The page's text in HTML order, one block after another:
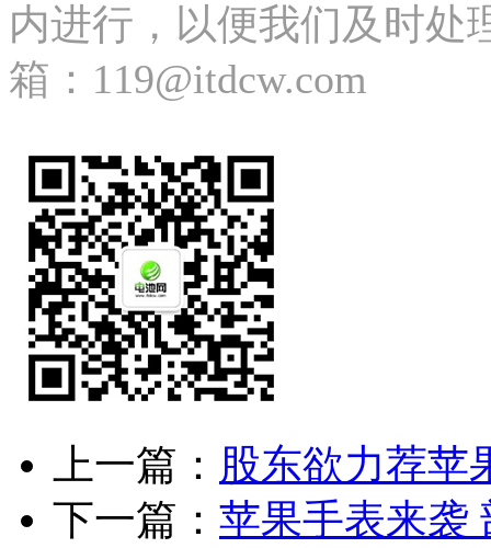
内进行，以便我们及时处
箱：119@itdcw.com
上一篇： 股东欲力荐苹
下一篇： 苹果手表来袭